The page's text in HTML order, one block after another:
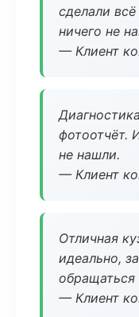
сделали
ничего не
— Клиент
фотоотчёт.
не нашли.
— Клиент
Отличная
идеально,
— Клиент